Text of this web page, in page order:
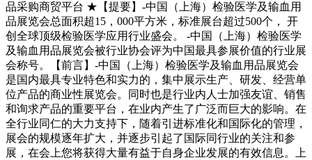
品采购商贸平台 ★【提要】-中国（上海）检验医学及输血用
品展览会总面积超15，000平方米，标准展台超过500个， 开
创全球顶级检验医学应用行业盛会。 -中国（上海）检验医学
及输血用品展览会被行业协会评为中国最具参展价值的行业展
会称号。【前言】-中国（上海）检验医学及输血用品展览会
是国内最具专业特色和实力的，集中展示生产、研发、经营单
位产品的商业性展览会。同时也是行业内人士加强友谊、销售
和询求产品的重要平台，在业内产生了广泛而巨大的影响。在
全行业同仁的大力支持下，随着引进标准化和国际化的管理，
展会的规模逐年扩大，并逐步引起了国际同行业的关注和参
展，在会上您将获得大量有益于自身企业发展的有效信息。上